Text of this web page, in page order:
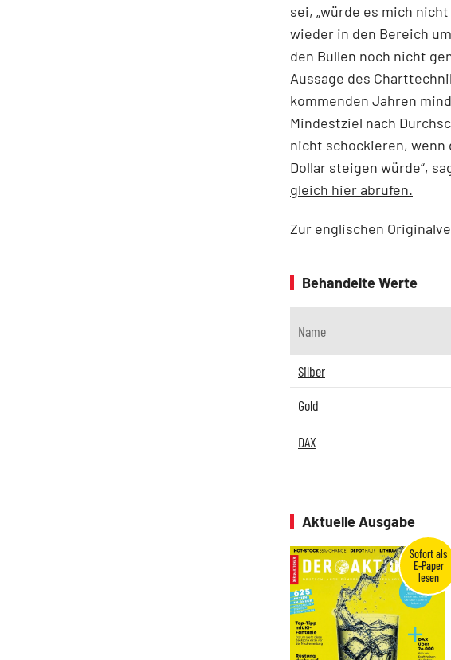
sei, „würde es mich
wieder in den Bereich
den Bullen noch nicht
Aussage des
kommenden Jahren
Mindestziel nach
nicht schockieren, wenn
Dollar steigen würde“,
gleich hier abrufen.
Zur englischen
Behandelte Werte
Name
Silber
Gold
DAX
Aktuelle Ausgabe